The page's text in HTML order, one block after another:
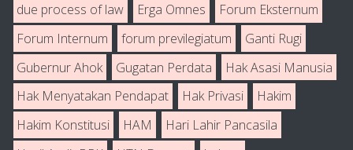
due process of law
Erga Omnes
Forum Eksternum
Forum Internum
forum previlegiatum
Ganti Rugi
Gubernur Ahok
Gugatan Perdata
Hak Asasi Manusia
Hak Menyatakan Pendapat
Hak Privasi
Hakim
Hakim Konstitusi
HAM
Hari Lahir Pancasila